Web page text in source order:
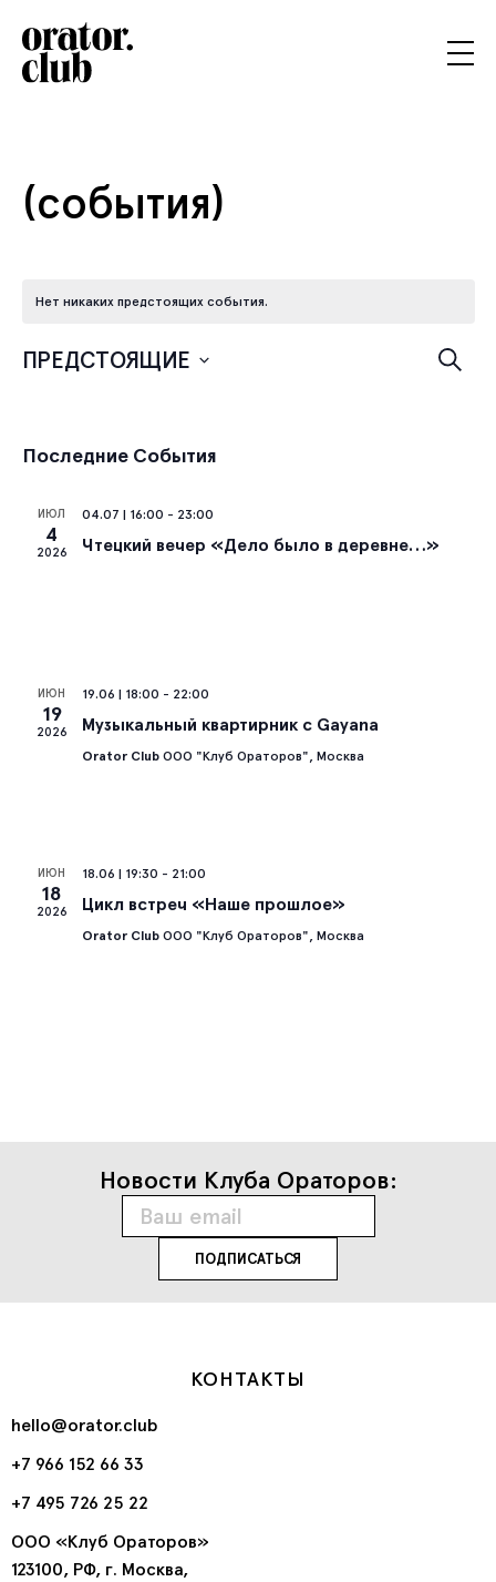
(события)
Нет никаких предстоящих события.
Поиск
ПРЕДСТОЯЩИЕ
Последние События
ИЮЛ
4
2026
04.07 | 16:00 - 23:00
Чтецкий вечер «Дело было в деревне…»
ИЮН
19
2026
19.06 | 18:00 - 22:00
Музыкальный квартирник с Gayana
Orator Club ООО "Клуб Ораторов", Москва
ИЮН
18
2026
18.06 | 19:30 - 21:00
Цикл встреч «Наше прошлое»
Orator Club ООО "Клуб Ораторов", Москва
Новости Клуба Ораторов:
КОНТАКТЫ
hello@orator.club
+7 966 152 66 33
+7 495 726 25 22
ООО «Клуб Ораторов»
123100, РФ, г. Москва,